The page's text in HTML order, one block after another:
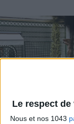
Le respect
Nous et nos 1043